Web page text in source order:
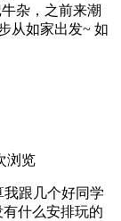
杂，之前来潮
从如家出发~ 如
浏览
我跟几个好同学
什么安排玩的